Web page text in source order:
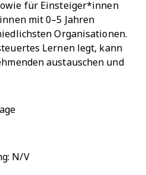
für Einsteiger*innen
mit 0–5 Jahren
Organisationen.
Lernen legt, kann
austauschen und
N/V